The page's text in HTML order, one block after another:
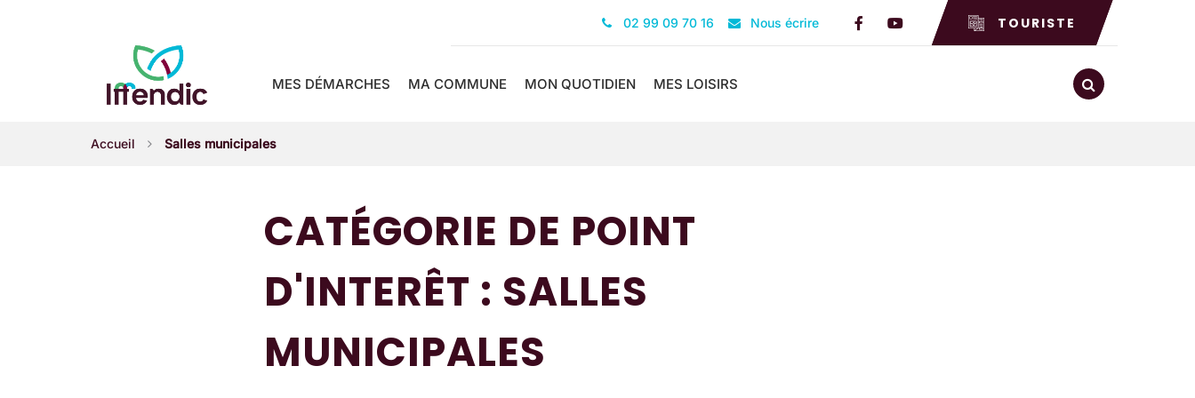
02 99 09 70 16 Nous écrire
Lien vers le compte Facebook
Lien vers la chaîne Youtube
TOURISTE
MES DÉMARCHES MA COMMUNE MON QUOTIDIEN MES LOISIRS RECHERCHE
Accueil Salles municipales
CATÉGORIE DE POINT
D'INTERÊT : SALLES
MUNICIPALES